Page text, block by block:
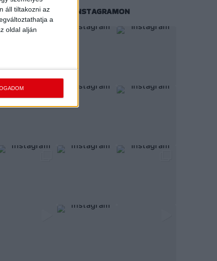
áll tiltakozni az
a
oldal alján
KÖVESS MINKET INSTAGRAMON